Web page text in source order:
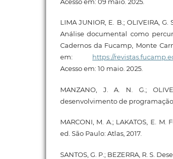
LIMA JUNIOR, E. B.; OLIVEIRA, G.
Análise documental como
Cadernos da Fucamp, Monte
em: https://
Acesso em: 10 maio. 2025.
MANZANO, J. A. N. G.;
desenvolvimento de
MARCONI, M. A.; LAKATOS, E.
ed. São Paulo: Atlas, 2017.
SANTOS, G. P.; BEZERRA, R. S.